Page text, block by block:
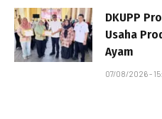
DKUPP
Usaha
Ayam
07/08/2026 -